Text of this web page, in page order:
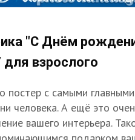
"С Днём
взрослого
постер с самыми главными
человека. А ещё это
вашего интерьера.